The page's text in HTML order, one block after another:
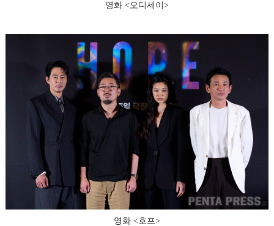
영화 <오디세이>
영화 <호프>